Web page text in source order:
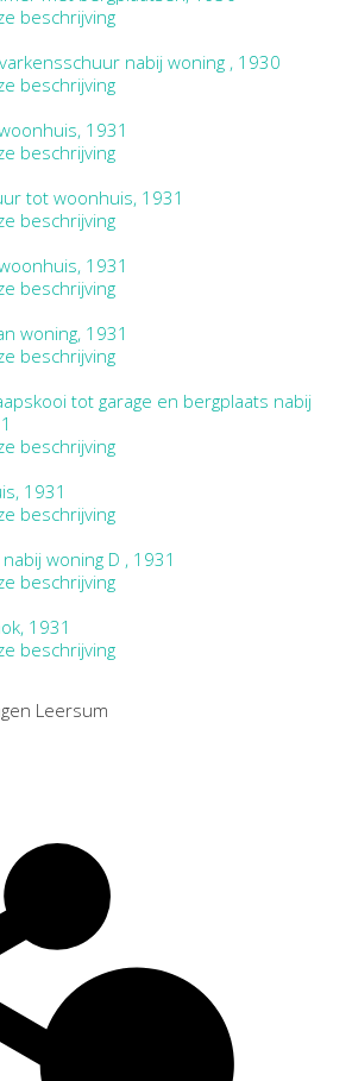
beschrijving
nabij woning , 1930
beschrijving
1931
beschrijving
tot woonhuis, 1931
beschrijving
1931
beschrijving
woning, 1931
beschrijving
tot garage en bergplaats nabij
beschrijving
1931
beschrijving
woning D , 1931
beschrijving
1931
beschrijving
Leersum